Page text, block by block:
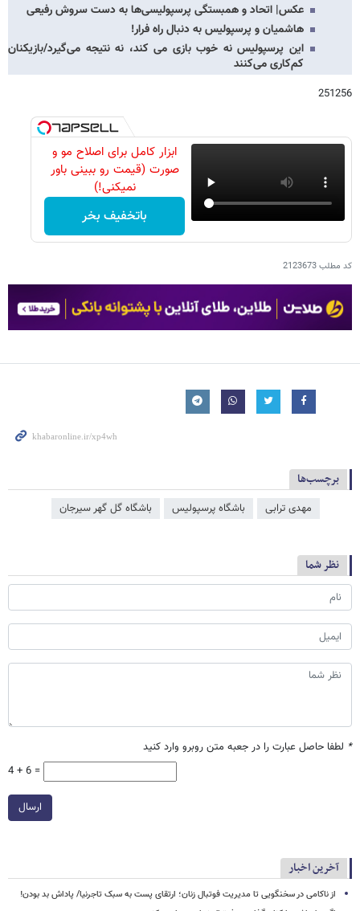
عکس| اتحاد و همبستگی پرسپولیسی‌ها به دست سروش رفیعی
هاشمیان و پرسپولیس به دنبال راه فرار!
این پرسپولیس نه خوب بازی می کند، نه نتیجه می‌گیرد/بازیکنان
کم‌کاری می‌کنند
251256
ابزار کامل برای اصلاح مو و
صورت (قیمت رو ببینی باور
نمیکنی!)
باتخفیف بخر
کد مطلب2123673
برچسب‌ها
مهدی ترابی باشگاه پرسپولیس باشگاه گل گهر سیرجان
نظر شما
* لطفا حاصل عبارت را در جعبه متن روبرو وارد کنید
4 + 6 =
ارسال
آخرین اخبار
از ناکامی در سخنگویی تا مدیریت فوتبال زنان؛ ارتقای پست به سبک تاجرنیا/ پاداش بد بودن!